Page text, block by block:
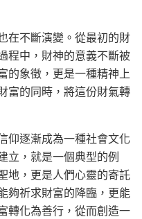
在不斷演變。從最初的財
程中，財神的意義不斷被
的象徵，更是一種精神上
富的同時，將這份財氣轉
仰逐漸成為一種社會文化
立，就是一個典型的例
地，更是人們心靈的寄託
夠祈求財富的降臨，更能
轉化為善行，從而創造一